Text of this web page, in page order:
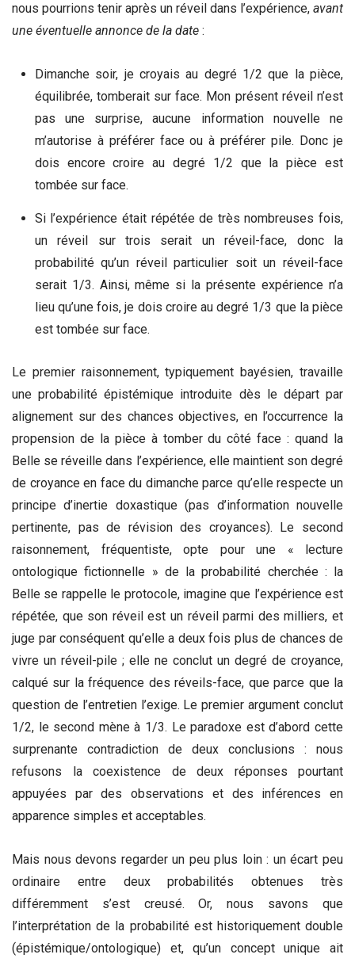
nous pourrions tenir après un réveil dans l’expérience, avant
une éventuelle annonce de la date :
Dimanche soir, je croyais au degré 1/2 que la pièce,
équilibrée, tomberait sur face. Mon présent réveil n’est
pas une surprise, aucune information nouvelle ne
m’autorise à préférer face ou à préférer pile. Donc je
dois encore croire au degré 1/2 que la pièce est
tombée sur face.
Si l’expérience était répétée de très nombreuses fois,
un réveil sur trois serait un réveil-face, donc la
probabilité qu’un réveil particulier soit un réveil-face
serait 1/3. Ainsi, même si la présente expérience n’a
lieu qu’une fois, je dois croire au degré 1/3 que la pièce
est tombée sur face.
Le premier raisonnement, typiquement bayésien, travaille
une probabilité épistémique introduite dès le départ par
alignement sur des chances objectives, en l’occurrence la
propension de la pièce à tomber du côté face : quand la
Belle se réveille dans l’expérience, elle maintient son degré
de croyance en face du dimanche parce qu’elle respecte un
principe d’inertie doxastique (pas d’information nouvelle
pertinente, pas de révision des croyances). Le second
raisonnement, fréquentiste, opte pour une « lecture
ontologique fictionnelle » de la probabilité cherchée : la
Belle se rappelle le protocole, imagine que l’expérience est
répétée, que son réveil est un réveil parmi des milliers, et
juge par conséquent qu’elle a deux fois plus de chances de
vivre un réveil-pile ; elle ne conclut un degré de croyance,
calqué sur la fréquence des réveils-face, que parce que la
question de l’entretien l’exige. Le premier argument conclut
1/2, le second mène à 1/3. Le paradoxe est d’abord cette
surprenante contradiction de deux conclusions : nous
refusons la coexistence de deux réponses pourtant
appuyées par des observations et des inférences en
apparence simples et acceptables.
Mais nous devons regarder un peu plus loin : un écart peu
ordinaire entre deux probabilités obtenues très
différemment s’est creusé. Or, nous savons que
l’interprétation de la probabilité est historiquement double
(épistémique/ontologique) et, qu’un concept unique ait